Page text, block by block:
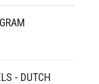
- DUTCH